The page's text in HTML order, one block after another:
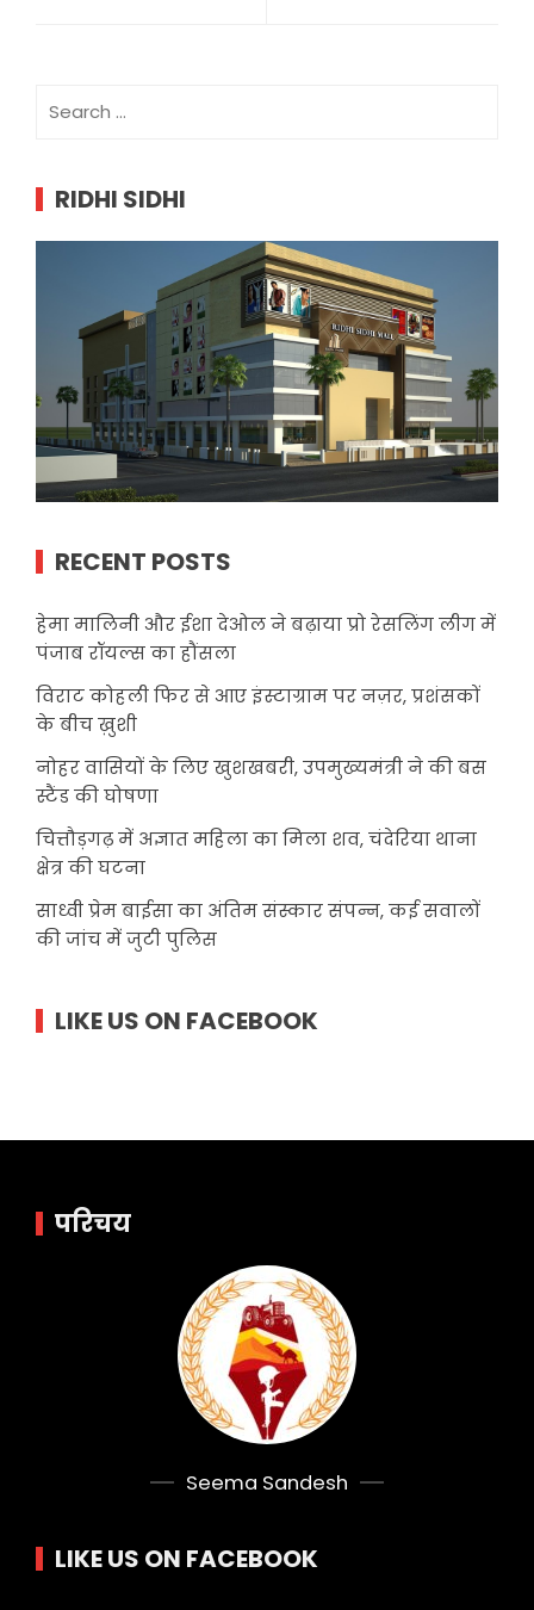
for:
RIDHI SIDHI
RECENT POSTS
हेमा मालिनी और ईशा देओल ने बढ़ाया प्रो रेसलिंग लीग में
पंजाब रॉयल्स का हौंसला
विराट कोहली फिर से आए इंस्टाग्राम पर नज़र, प्रशंसकों
के बीच ख़ुशी
नोहर वासियों के लिए खुशखबरी, उपमुख्यमंत्री ने की बस
स्टैंड की घोषणा
चित्तौड़गढ़ में अज्ञात महिला का मिला शव, चंदेरिया थाना
क्षेत्र की घटना
साध्वी प्रेम बाईसा का अंतिम संस्कार संपन्न, कई सवालों
की जांच में जुटी पुलिस
LIKE US ON FACEBOOK
परिचय
Seema Sandesh
LIKE US ON FACEBOOK